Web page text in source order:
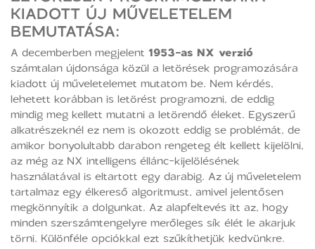
KIADOTT ÚJ MŰVELETELEM
BEMUTATÁSA:
A decemberben megjelent 1953-as NX verzió
számtalan újdonsága közül a letörések programozására
kiadott új műveletelemet mutatom be. Nem kérdés,
lehetett korábban is letörést programozni, de eddig
mindig meg kellett mutatni a letörendő éleket. Egyszerű
alkatrészeknél ez nem is okozott eddig se problémát, de
amikor bonyolultabb darabon rengeteg élt kellett kijelölni,
az még az NX intelligens éllánc-kijelölésének
használatával is eltartott egy darabig. Az új műveletelem
tartalmaz egy élkereső algoritmust, amivel jelentősen
megkönnyítik a dolgunkat. Az alapfeltevés itt az, hogy
minden szerszámtengelyre merőleges sík élét le akarjuk
törni. Különféle opciókkal ezt szűkíthetjük kedvünkre.